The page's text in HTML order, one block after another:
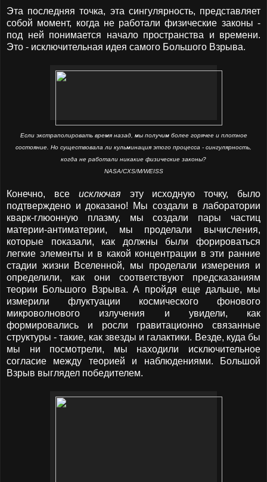
Эта последняя точка, эта сингулярность, представляет
собой момент, когда не работали физические законы -
под ней понимается начало пространства и времени.
Это - исключительная идея самого Большого Взрыва.
Если экстраполировать время назад, мы получим более горячее и плотное
состояние. Но существовала ли кульминация этого процесса - сингулярность,
когда не работали никакие физические законы?
NASA/CXS/M/WEISS
Конечно, все исключая эту исходную точку, было
подтверждено и доказано! Мы создали в лаборатории
кварк-глюонную плазму, мы создали пары частиц
материи-антиматерии, мы проделали вычисления,
которые показали, как должны были форироваться
легкие элементы и в какой концентрации в эти ранние
стадии жизни Вселенной, мы проделали измерения и
определили, как они соответствуют предсказаниям
теории Большого Взрыва. А пройдя еще дальше, мы
измерили флуктуации космического фонового
микроволнового излучения и увидели, как
формировались и росли гравитационно связанные
структуры - такие, как звезды и галактики. Везде, куда бы
мы ни посмотрели, мы находили исключительное
согласие между теорией и наблюдениями. Большой
Взрыв выглядел победителем.